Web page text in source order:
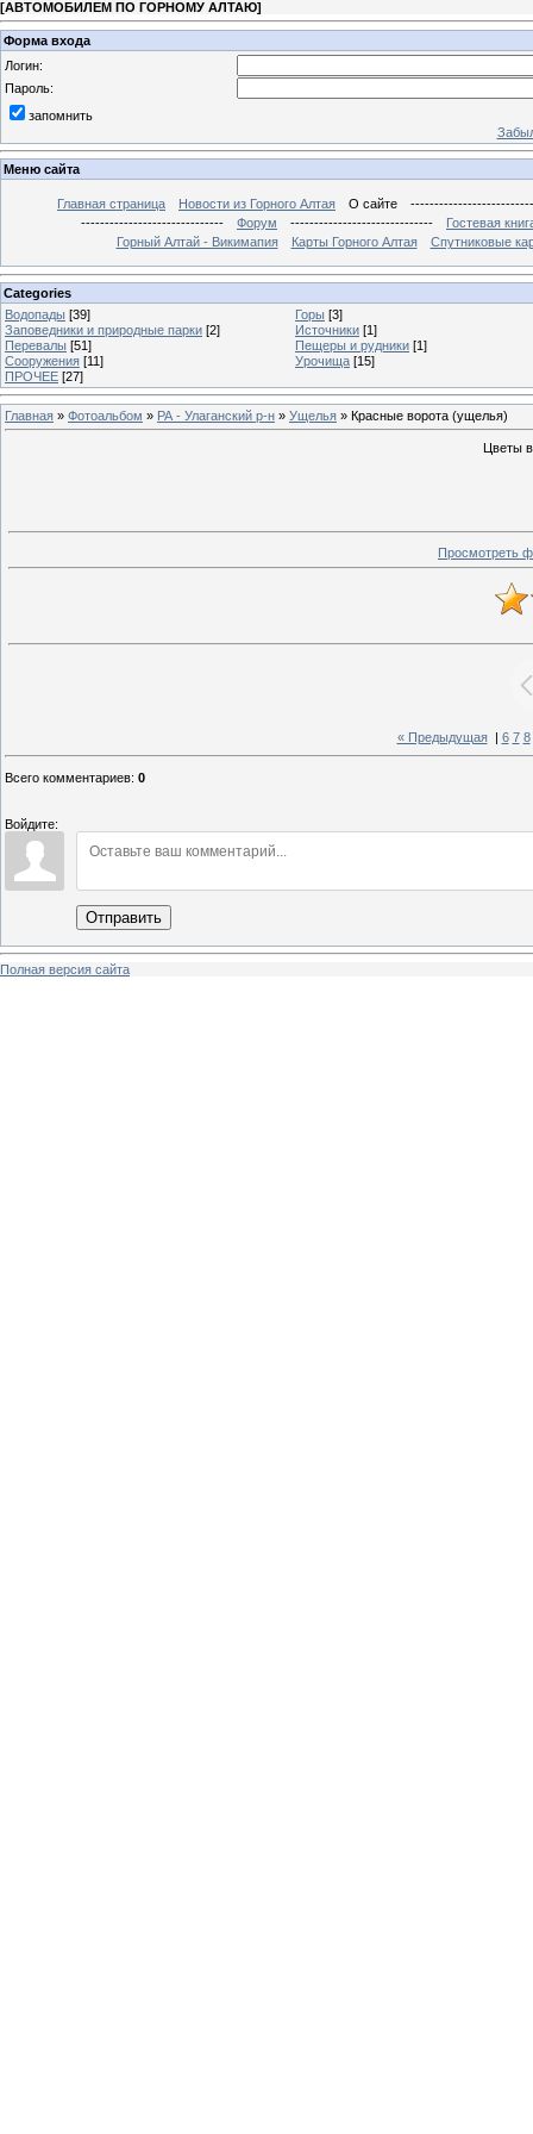
[АВТОМОБИЛЕМ ПО ГОРНОМУ АЛТАЮ]
Форма входа
Логин:
Пароль:
запомнить
Меню сайта
Главная страница Новости из Горного Алтая О сайте
------------------------------
Форум ------------------------------
Гостевая
Горный Алтай - Викимапия
Карты Горного Алтая Спутниковые
Categories
Водопады [39] Горы [3]
Заповедники и природные парки [2] Источники [1]
Перевалы [51] Пещеры и рудники [1]
Сооружения [11] Урочища [15]
ПРОЧЕЕ [27]
Главная » Фотоальбом » РА - Улаганский р-н » Ущелья » Красные ворота (ущелья)
Цветы
Просмотреть
« Предыдущая| 6 7 8
Всего комментариев: 0
Войдите:
Отправить
Полная версия сайта